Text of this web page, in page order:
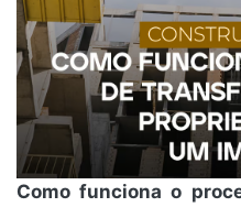
Como funciona o